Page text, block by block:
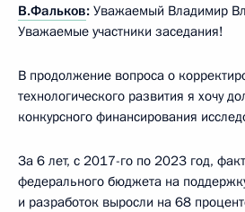
В.Фальков: Уважаемый Владимир
Уважаемые участники заседания!
В продолжение вопроса о
технологического развития я хочу
конкурсного финансирования
За 6 лет, с 2017-го по 2023 год,
федерального бюджета на
и разработок выросли на 68